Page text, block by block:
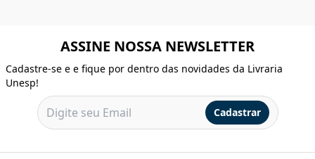
ASSINE NOSSA NEWSLETTER
Cadastre-se e e fique por dentro das novidades da Livraria
Unesp!
Cadastrar